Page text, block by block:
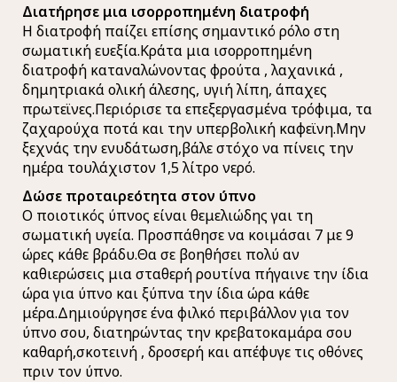
Διατήρησε μια ισορροπημένη διατροφή
Η διατροφή παίζει επίσης σημαντικό ρόλο στη
σωματική ευεξία.Κράτα μια ισορροπημένη
διατροφή καταναλώνοντας φρούτα , λαχανικά ,
δημητριακά ολική άλεσης, υγιή λίπη, άπαχες
πρωτεϊνες.Περιόρισε τα επεξεργασμένα τρόφιμα, τα
ζαχαρούχα ποτά και την υπερβολική καφεϊνη.Μην
ξεχνάς την ενυδάτωση,βάλε στόχο να πίνεις την
ημέρα τουλάχιστον 1,5 λίτρο νερό.
Δώσε προταιρεότητα στον ύπνο
Ο ποιοτικός ύπνος είναι θεμελιώδης γαι τη
σωματική υγεία. Προσπάθησε να κοιμάσαι 7 με 9
ώρες κάθε βράδυ.Θα σε βοηθήσει πολύ αν
καθιερώσεις μια σταθερή ρουτίνα πήγαινε την ίδια
ώρα για ύπνο και ξύπνα την ίδια ώρα κάθε
μέρα.Δημιούργησε ένα φιλκό περιβάλλον για τον
ύπνο σου, διατηρώντας την κρεβατοκαμάρα σου
καθαρή,σκοτεινή , δροσερή και απέφυγε τις οθόνες
πριν τον ύπνο.